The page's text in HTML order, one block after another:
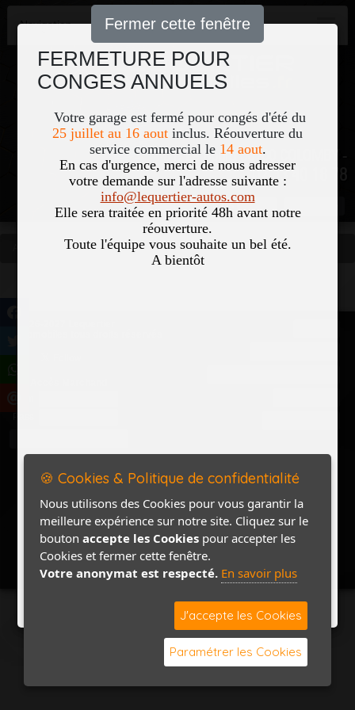
FERMETURE POUR
CONGES ANNUELS
Votre garage est fermé pour congés d'été du
25 juillet au 16 aout inclus. Réouverture du
service commercial le 14 aout.
En cas d'urgence, merci de nous adresser
votre demande sur l'adresse suivante :
info@lequertier-autos.com
Elle sera traitée en priorité 48h avant notre
réouverture.
Toute l'équipe vous souhaite un bel été.
A bientôt
Fermer cette fenêtre
Navigation
51, Le Bourg 50700 COLOMBY -
02 33 40 18 78
Nom Pass
Occasions Vous êtes ici
🍪 Cookies & Politique de confidentialité
Nous utilisons des Cookies pour vous garantir la
meilleure expérience sur notre site. Cliquez sur le
bouton accepte les Cookies pour accepter les
Cookies et fermer cette fenêtre.
Votre anonymat est respecté. En savoir plus
J'accepte les Cookies
Paramétrer les Cookies